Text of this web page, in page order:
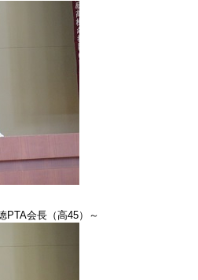
PTA会長（高45）～